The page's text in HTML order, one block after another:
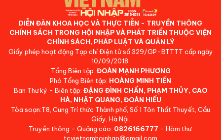
DIỄN ĐÀN KHOA HỌC VÀ THỰC TIỄN - TRUYỀN THÔNG
CHÍNH SÁCH TRONG HỘI NHẬP VÀ PHÁT TRIỂN THUỘC VIỆN
CHÍNH SÁCH, PHÁP LUẬT VÀ QUẢN LÝ
Giấy phép hoạt động Tạp chí Điện tử số 329/GP-BTTTT cấp ngày
10/09/2018.
Tổng Biên tập: ĐOÀN MẠNH PHƯƠNG
Phó Tổng Biên tập: HOÀNG MINH TIẾN
Ban Thư ký - Biên tập: ĐẶNG ĐÌNH CHẤN, PHẠM THỦY, CAO
HÀ, NHẬT QUANG, ĐOÀN HIẾU
Tòa soạn:T8, Cung Trí thức Thành phố, Số 1 Tôn Thất Thuyết, Cầu
Giấy, Hà Nội.
Truyền thông - Quảng cáo: 0826166777 - Hòm thư:
tcvietnamhoinhap@gmail.com